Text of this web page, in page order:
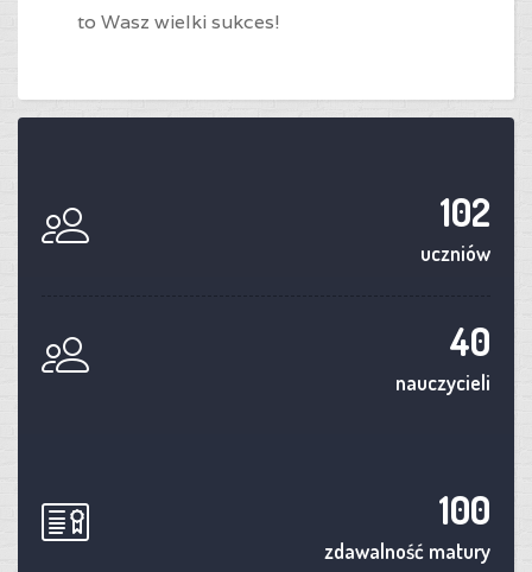
to Wasz wielki sukces!
102
uczniów
40
nauczycieli
100
zdawalność matury